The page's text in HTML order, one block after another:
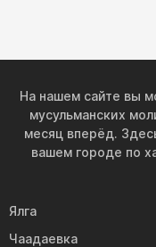
На нашем сайте вы
мусульманских
месяц вперёд.
вашем городе по
Ялга
Чаадаевка